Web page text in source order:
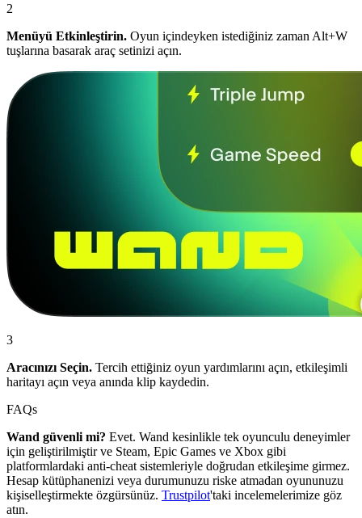
2
Menüyü Etkinleştirin. Oyun içindeyken istediğiniz zaman Alt+W
tuşlarına basarak araç setinizi açın.
3
Aracınızı Seçin. Tercih ettiğiniz oyun yardımlarını açın, etkileşimli
haritayı açın veya anında klip kaydedin.
FAQs
Wand güvenli mi? Evet. Wand kesinlikle tek oyunculu deneyimler
için geliştirilmiştir ve Steam, Epic Games ve Xbox gibi
platformlardaki anti-cheat sistemleriyle doğrudan etkileşime girmez.
Hesap kütüphanenizi veya durumunuzu riske atmadan oyununuzu
kişiselleştirmekte özgürsünüz. Trustpilot'taki incelemelerimize göz
atın.